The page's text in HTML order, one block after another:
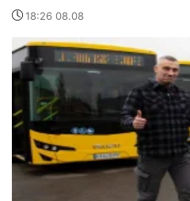
18:26 08.08